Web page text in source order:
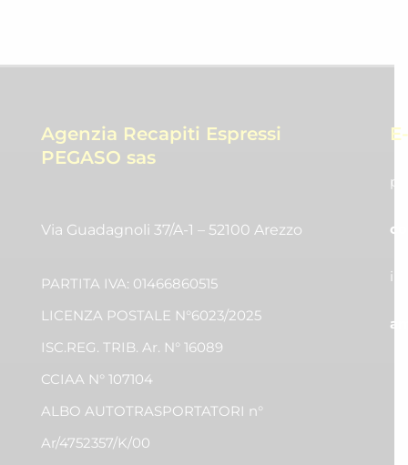
Agenzia Recapiti Espressi
PEGASO sas
Via Guadagnoli 37/A-1 – 52100 Arezzo
PARTITA IVA: 01466860515
LICENZA POSTALE N°6023/2025
ISC.REG. TRIB. Ar. N° 16089
CCIAA N° 107104
ALBO AUTOTRASPORTATORI n°
Ar/4752357/K/00